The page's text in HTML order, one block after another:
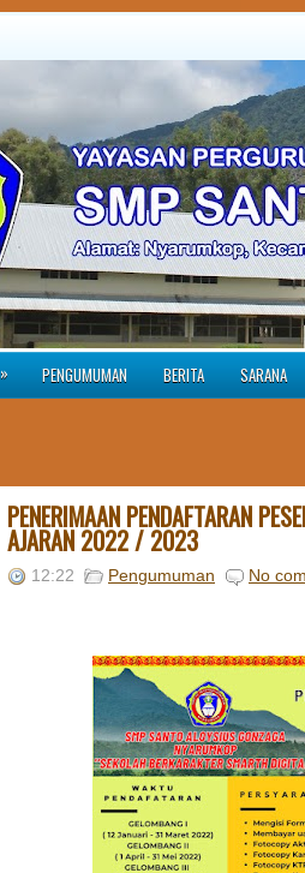
» PENGUMUMAN BERITA SARANA
PENERIMAAN PENDAFTARAN
AJARAN 2022 / 2023
12:22 Pengumuman No